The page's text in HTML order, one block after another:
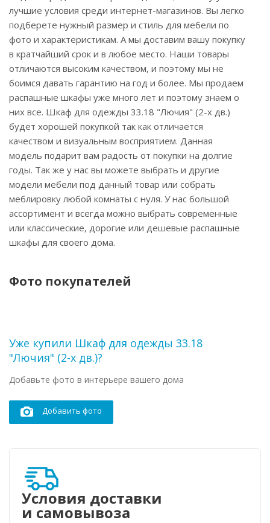
лучшие условия среди интернет-магазинов. Вы легко
подберете нужный размер и стиль для мебели по
фото и характеристикам. А мы доставим вашу покупку
в кратчайший срок и в любое место. Наши товары
отличаются высоким качеством, и поэтому мы не
боимся давать гарантию на год и более. Мы продаем
распашные шкафы уже много лет и поэтому знаем о
них все. Шкаф для одежды 33.18 "Лючия" (2-х дв.)
будет хорошей покупкой так как отличается
качеством и визуальным восприятием. Данная
модель подарит вам радость от покупки на долгие
годы. Так же у нас вы можете выбрать и другие
модели мебели под данный товар или собрать
меблировку любой комнаты с нуля. У нас большой
ассортимент и всегда можно выбрать современные
или классические, дорогие или дешевые распашные
шкафы для своего дома.
Фото покупателей
Уже купили Шкаф для одежды 33.18
"Лючия" (2-х дв.)?
Добавьте фото в интерьере вашего дома
Добавить фото
Условия доставки
и самовывоза